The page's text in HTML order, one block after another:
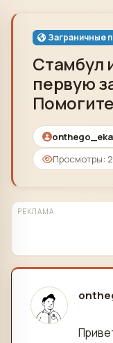
Заграничные
Стамбул
первую
Просмотры:
РЕКЛАМА